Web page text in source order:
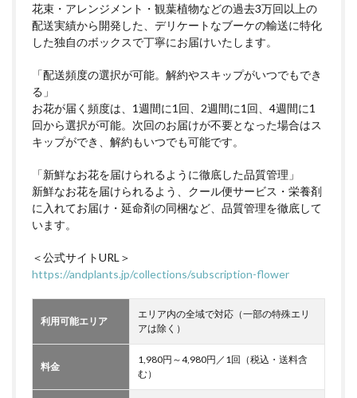
花束・アレンジメント・観葉植物などの過去3万回以上の
配送実績から開発した、デリケートなブーケの輸送に特化
した独自のボックスで丁寧にお届けいたします。
「配送頻度の選択が可能。解約やスキップがいつでもでき
る」
お花が届く頻度は、1週間に1回、2週間に1回、4週間に1
回から選択が可能。次回のお届けが不要となった場合はス
キップができ、解約もいつでも可能です。
「新鮮なお花を届けられるように徹底した品質管理」
新鮮なお花を届けられるよう、クール便サービス・栄養剤
に入れてお届け・延命剤の同梱など、品質管理を徹底して
います。
＜公式サイトURL＞
https://andplants.jp/collections/subscription-flower
利用可能エリア
エリア内の全域で対応（一部の特殊エリ
アは除く）
料金
1,980円～4,980円／1回（税込・送料含
む）